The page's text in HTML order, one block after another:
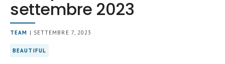
settembre 2023
TEAM | SETTEMBRE 7, 2023
BEAUTIFUL